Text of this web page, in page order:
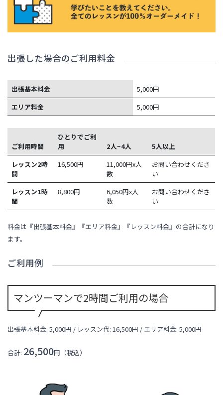
出張した場合のご利用料金
出張基本料金
5,000円
エリア料金
5,000円
ご利用時間
ひとりでご利
用
2人~4人
5人以上
レッスン2時
間
16,500円
11,000円x人
数
お問い合わせくださ
い
レッスン1時
間
8,800円
6,050円x人
数
お問い合わせくださ
い
料金は『出張基本料金』『エリア料金』『レッスン料金』の合計になり
ます。
ご利用例
マンツーマンで2時間ご利用の場合
出張基本料金: 5,000円 / レッスン代: 16,500円 / エリア料金:5,000円
合計: 26,500円（税込）